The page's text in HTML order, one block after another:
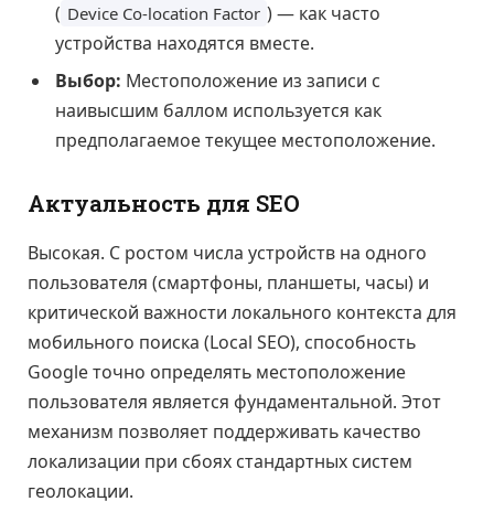
( Device Co-location Factor ) — как часто
устройства находятся вместе.
Выбор: Местоположение из записи с
наивысшим баллом используется как
предполагаемое текущее местоположение.
Актуальность для SEO
Высокая. С ростом числа устройств на одного
пользователя (смартфоны, планшеты, часы) и
критической важности локального контекста для
мобильного поиска (Local SEO), способность
Google точно определять местоположение
пользователя является фундаментальной. Этот
механизм позволяет поддерживать качество
локализации при сбоях стандартных систем
геолокации.